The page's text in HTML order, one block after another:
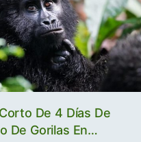
De 4 Días De
De Gorilas En